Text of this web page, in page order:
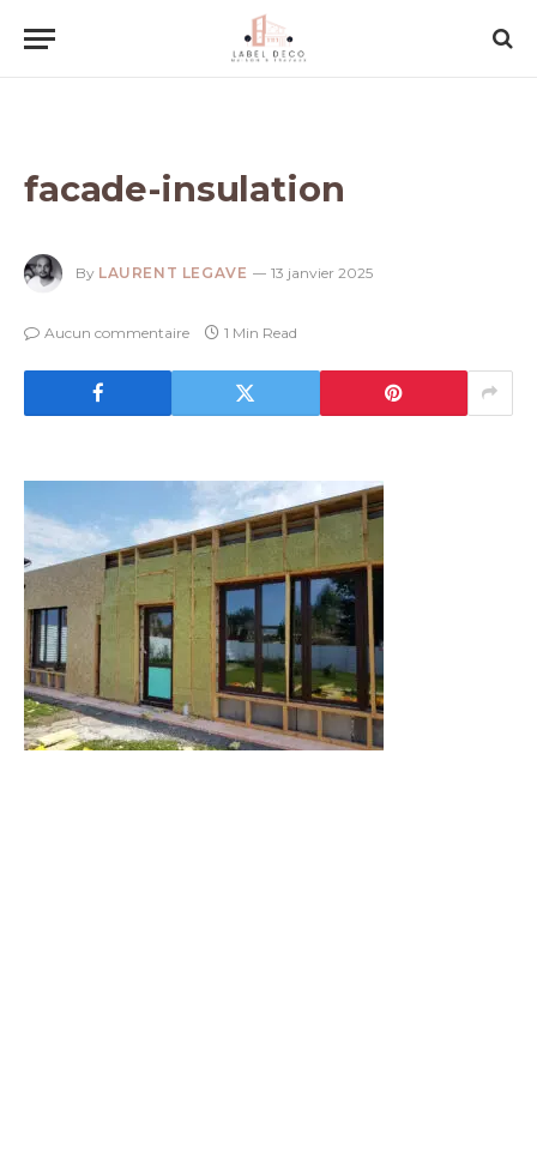
facade-insulation
By LAURENT LEGAVE 13 janvier 2025
Aucun commentaire 1 Min Read